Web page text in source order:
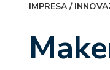
IMPRESA/